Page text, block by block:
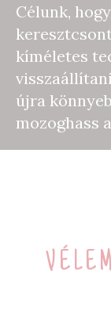
Célunk,
kíméletes
újra
mozoghass